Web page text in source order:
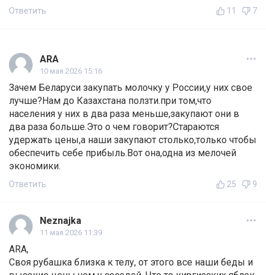
Ответить 11 7
ARA
10 мая 2026 15:16
Зачем Беларуси закупать молочку у России,у них свое
лучше?Нам до Казахстана ползти.при том,что
населения у них в два раза меньше,закупают они в
два раза больше.Это о чем говорит?Стараются
удержать цены,а наши закупают столько,только чтобы
обеспечить себе прибыль.Вот она,одна из мелочей
экономики.
Ответить 25 9
Neznajka
11 мая 2026 11:39
ARA,
Своя рубашка близка к телу, от этого все наши беды и